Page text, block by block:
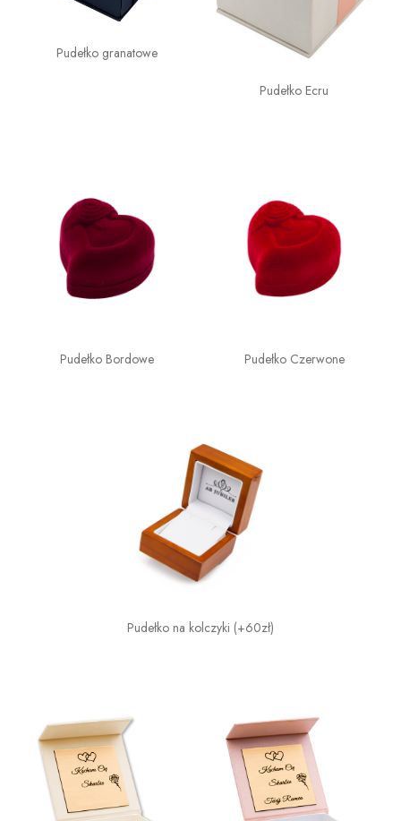
Pudełko granatowe
Pudełko Ecru
Pudełko Bordowe Pudełko Czerwone
Pudełko na kolczyki (+60zł)